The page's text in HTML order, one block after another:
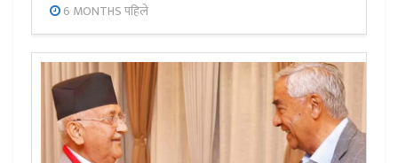
6 MONTHS पहिले